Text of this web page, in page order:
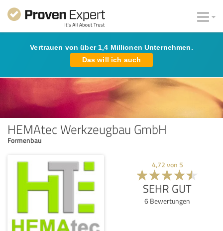
Vertrauen von über 1,4 Millionen Unternehmen.
Das will ich auch
HEMAtec Werkzeugbau GmbH
Formenbau
4,72 von 5
SEHR GUT
6 Bewertungen